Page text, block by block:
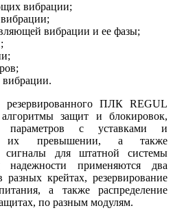
вибрации;
вибрации и ее фазы;
резервированного ПЛК REGUL
защит и блокировок,
параметров с уставками и
их превышении, а также
для штатной системы
надежности применяются два
крейтах, резервирование
а также распределение
по разным модулям.